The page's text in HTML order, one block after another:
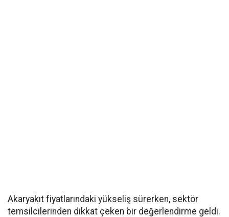
Akaryakıt fiyatlarındaki yükseliş sürerken, sektör
temsilcilerinden dikkat çeken bir değerlendirme geldi.